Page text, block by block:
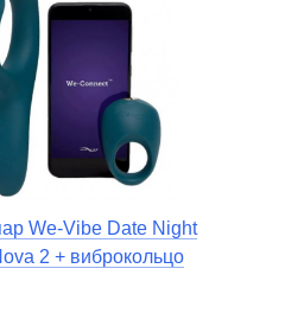
We-Vibe Date Night
2 + виброкольцо